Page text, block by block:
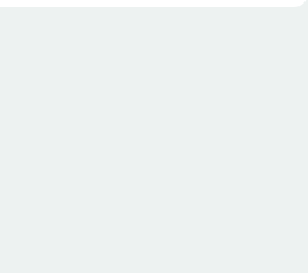
era. Through a mapping